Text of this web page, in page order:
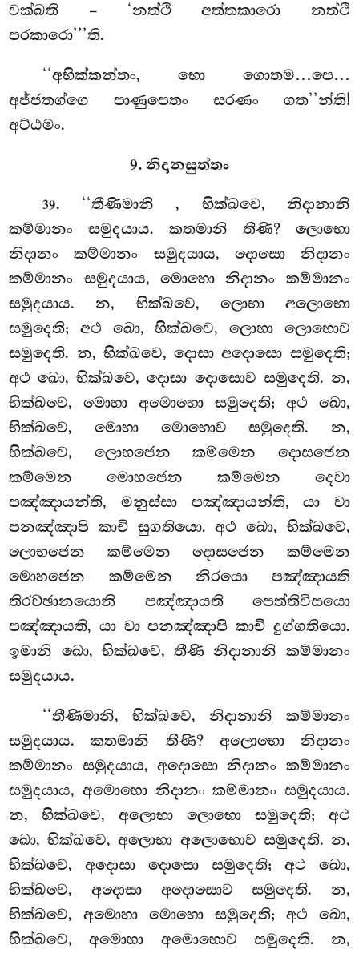
වක්ඛති – ‘නත්ථි අත්තකාරො නත්ථි
පරකාරො’’’ති.
‘‘අභික්කන්තං, භො ගොතම…පෙ…
අජ්ජතග්ගෙ පාණුපෙතං සරණං ගත’’න්ති!
අට්ඨමං.
9. නිදානසුත්තං
39. ‘‘තීණිමානි, භික්ඛවෙ, නිදානානි
කම්මානං සමුදයාය. කතමානි තීණි? ලොභො
නිදානං කම්මානං සමුදයාය, දොසො නිදානං
කම්මානං සමුදයාය, මොහො නිදානං කම්මානං
සමුදයාය. න, භික්ඛවෙ, ලොභා අලොභො
සමුදෙති; අථ ඛො, භික්ඛවෙ, ලොභා ලොභොව
සමුදෙති. න, භික්ඛවෙ, දොසා අදොසො සමුදෙති;
අථ ඛො, භික්ඛවෙ, දොසා දොසොව සමුදෙති. න,
භික්ඛවෙ, මොහා අමොහො සමුදෙති; අථ ඛො,
භික්ඛවෙ, මොහා මොහොව සමුදෙති. න,
භික්ඛවෙ, ලොභජෙනකම්මෙන දොසජෙන
කම්මෙන මොහජෙන කම්මෙන දෙවා
පඤ්ඤායන්ති, මනුස්සා පඤ්ඤායන්ති, යා වා
පනඤ්ඤාපි කාචි සුගතියො. අථ ඛො, භික්ඛවෙ,
ලොභජෙන කම්මෙන දොසජෙන කම්මෙන
මොහජෙන කම්මෙනනිරයො පඤ්ඤායති
තිරච්ඡානයොනි පඤ්ඤායති පෙත්තිවිසයො
පඤ්ඤායති, යා වා පනඤ්ඤාපි කාචි දුග්ගතියො.
ඉමානි ඛො, භික්ඛවෙ, තීණි නිදානානි කම්මානං
සමුදයාය.
‘‘තීණිමානි, භික්ඛවෙ, නිදානානි කම්මානං
සමුදයාය. කතමානි තීණි? අලොභො නිදානං
කම්මානං සමුදයාය, අදොසො නිදානං කම්මානං
සමුදයාය, අමොහො නිදානං කම්මානං සමුදයාය.
න, භික්ඛවෙ, අලොභා ලොභො සමුදෙති; අථ
ඛො, භික්ඛවෙ, අලොභා අලොභොව සමුදෙති. න,
භික්ඛවෙ, අදොසා දොසො සමුදෙති; අථ ඛො,
භික්ඛවෙ, අදොසා අදොසොව සමුදෙති. න,
භික්ඛවෙ, අමොහා මොහො සමුදෙති; අථ ඛො,
භික්ඛවෙ, අමොහා අමොහොව සමුදෙති. න,